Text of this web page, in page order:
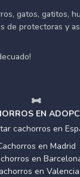
gatos, gatitos,
de protectoras y
EN
cachorros en
en Madrid
en
en Valencia